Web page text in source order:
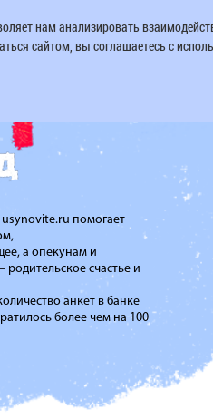
usynovite.ru помогает
а опекунам и
счастье и
анкет в банке
более чем на 100
нам анализировать
сайтом, вы соглашаетесь с